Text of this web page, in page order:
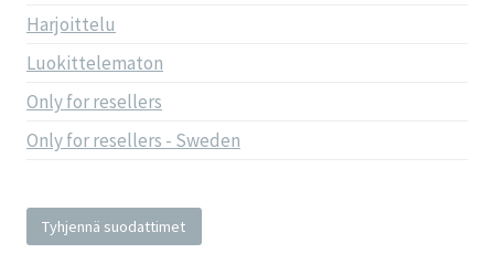
Harjoittelu
Luokittelematon
Only for resellers
Only for resellers - Sweden
Tyhjennä suodattimet